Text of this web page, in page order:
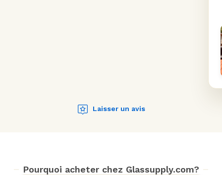
Laisser un avis
Pourquoi acheter chez Glassupply.com?